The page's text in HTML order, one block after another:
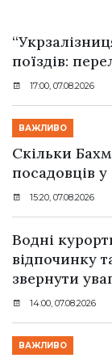
поїздів:
17:00, 07.08.2026
ВАЖЛИВО
Скільки
посадовців
15:20, 07.08.2026
Водні
відпочинку
звернути
14:00, 07.08.2026
ВАЖЛИВО